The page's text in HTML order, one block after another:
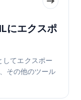
にエクスポ
してエクスポー
その他のツール